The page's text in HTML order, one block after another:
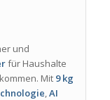
und
für Haushalte
Mit 9 kg
,AI